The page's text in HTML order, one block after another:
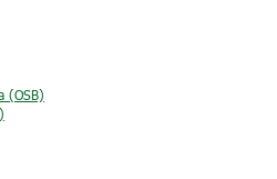
(OSB)